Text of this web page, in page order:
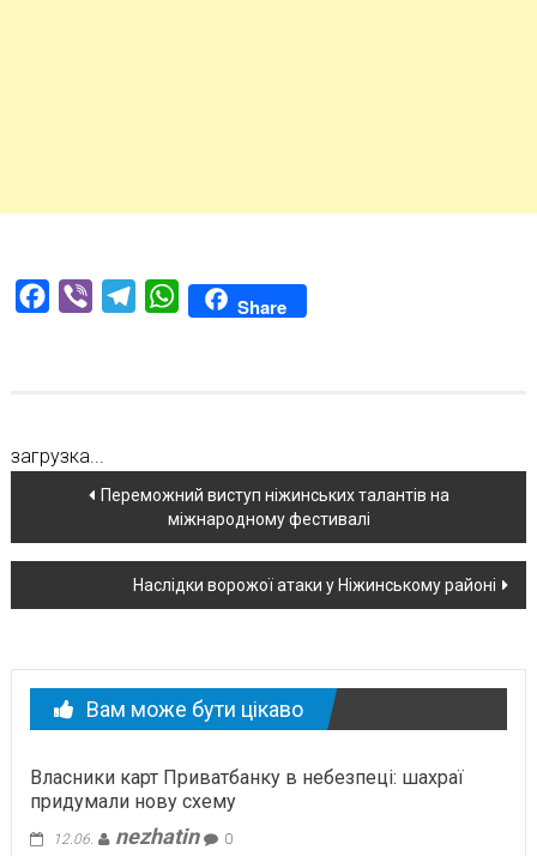
Facebook
Viber TelegramWhatsAppShare
загрузка...
Навігація
по
Переможний виступ ніжинських талантів на
міжнародному фестивалі
Наслідки ворожої атаки у Ніжинському районі
Вам може бути цікаво
Власники карт Приватбанку в небезпеці: шахраї
придумали нову схему
12.06. nezhatin 0